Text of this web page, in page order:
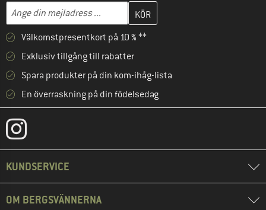
Mejladress
Skriv in din e-postadress här och skapa ditt kundkonto i nästa
Välkomstpresentkort på 10 % **
Exklusiv tillgång till rabatter
Spara produkter på din kom-ihåg-lista
En överraskning på din födelsedag
KUNDSERVICE
OM BERGSVÄNNERNA